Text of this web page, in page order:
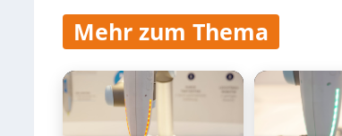
Mehr zum Thema